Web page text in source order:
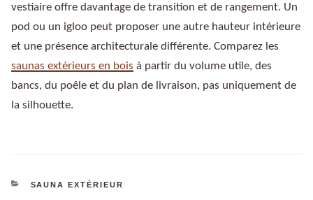
vestiaire offre davantage de transition et de rangement. Un
pod ou un igloo peut proposer une autre hauteur intérieure
et une présence architecturale différente. Comparez les
saunas extérieurs en bois à partir du volume utile, des
bancs, du poêle et du plan de livraison, pas uniquement de
la silhouette.
CATÉGORIES
SAUNA EXTÉRIEUR